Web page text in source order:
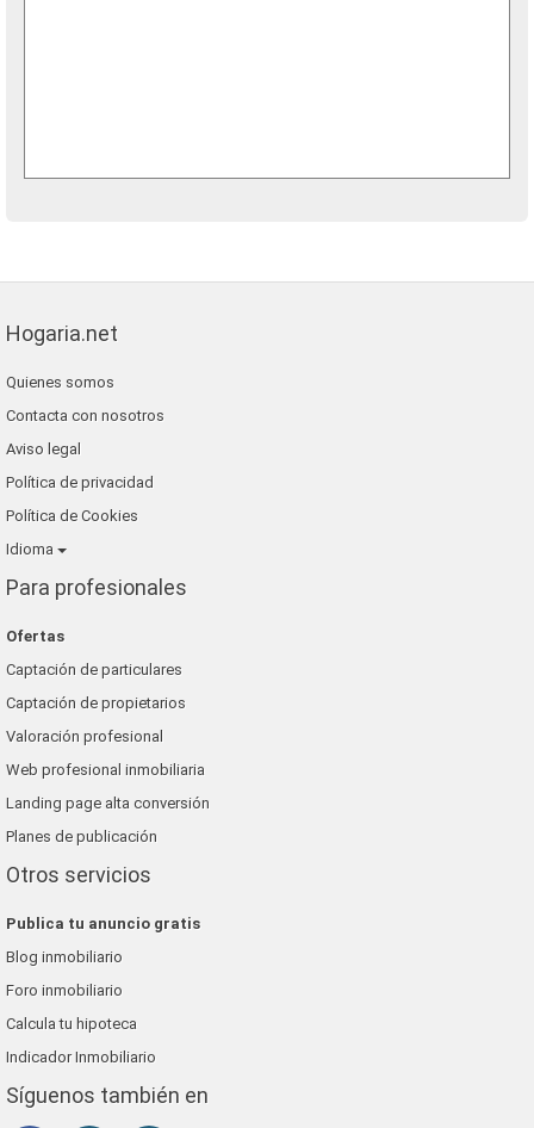
Hogaria.net
Quienes somos
Contacta con nosotros
Aviso legal
Política de privacidad
Política de Cookies
Idioma
Para profesionales
Ofertas
Captación de particulares
Captación de propietarios
Valoración profesional
Web profesional inmobiliaria
Landing page alta conversión
Planes de publicación
Otros servicios
Publica tu anuncio gratis
Blog inmobiliario
Foro inmobiliario
Calcula tu hipoteca
Indicador Inmobiliario
Síguenos también en